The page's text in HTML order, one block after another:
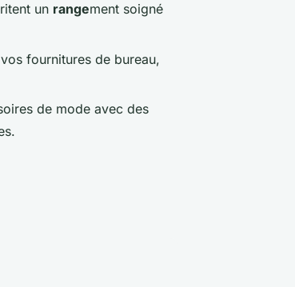
un rangement soigné
fournitures de bureau,
de mode avec des